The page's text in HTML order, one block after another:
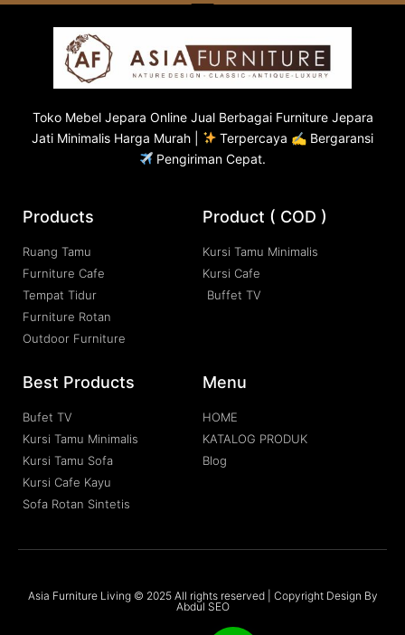
Toko Mebel Jepara Online Jual Berbagai Furniture Jepara
Jati Minimalis Harga Murah |
Terpercaya ✍ Bergaransi
Pengiriman Cepat.
Products
Ruang Tamu
Furniture Cafe
Tempat Tidur
Furniture Rotan
Outdoor Furniture
Product ( COD )
Kursi Tamu Minimalis
Kursi Cafe
Buffet TV
Best Products
Bufet TV
Kursi Tamu Minimalis
Kursi Tamu Sofa
Kursi Cafe Kayu
Sofa Rotan Sintetis
Menu
HOME
KATALOG PRODUK
Blog
Asia Furniture Living © 2025 All rights reserved | Copyright Design By
Abdul SEO